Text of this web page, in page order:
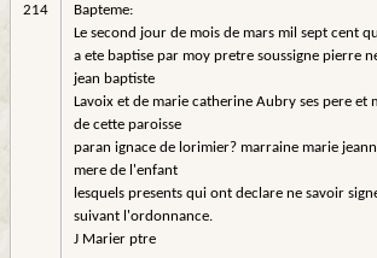
214
Bapteme:
Le second jour de mois de mars mil sept cent
a ete baptise par moy pretre soussigne pierre
jean baptiste
Lavoix et de marie catherine Aubry ses pere et
de cette paroisse
paran ignace de lorimier? marraine marie
mere de l'enfant
lesquels presents qui ont declare ne savoir
suivant l'ordonnance.
J Marier ptre